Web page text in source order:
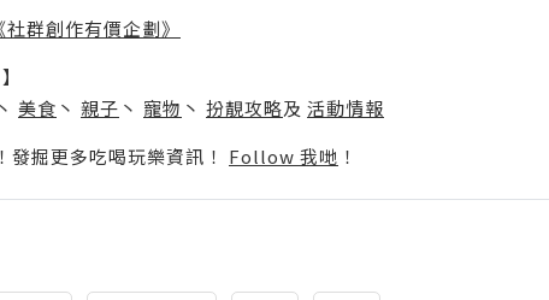
群創作有價企劃》
丶 美食 丶 親子 丶 寵物 丶 扮靚攻略及 活動情報
掘更多吃喝玩樂資訊！ Follow 我哋 ！